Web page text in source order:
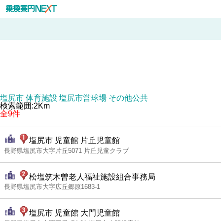
塩尻市 体育施設 塩尻市営球場 その他公共
検索範囲:2Km
全9件
塩尻市 児童館 片丘児童館
長野県塩尻市大字片丘5071 片丘児童クラブ
松塩筑木曽老人福祉施設組合事務局
長野県塩尻市大字広丘郷原1683-1
塩尻市 児童館 大門児童館